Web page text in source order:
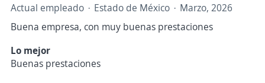
Actual empleado Estado de México
Marzo, 2026
Buena empresa, con muy buenas prestaciones
Lo mejor
Buenas prestaciones